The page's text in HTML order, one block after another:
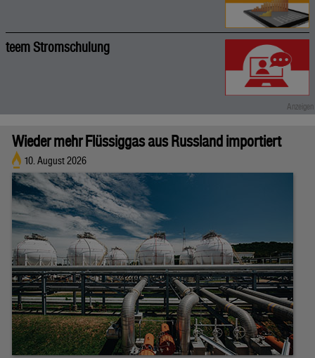
teem Stromschulung
Wieder mehr Flüssiggas aus Russland importiert
10. August 2026